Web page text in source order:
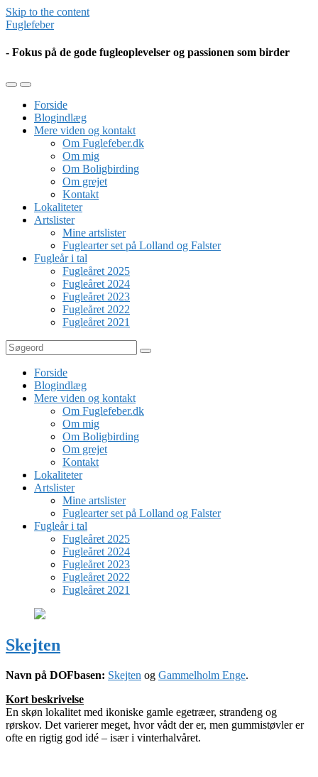
Skip to the content
Fuglefeber
- Fokus på de gode fugleoplevelser og passionen som birder
Toggle
mobile
menu
Toggle
the
search
field
Forside
Blogindlæg
Mere viden og kontakt
Om Fuglefeber.dk
Om mig
Om Boligbirding
Om grejet
Kontakt
Lokaliteter
Artslister
Mine artslister
Fuglearter set på Lolland og Falster
Fugleår i tal
Fugleåret 2025
Fugleåret 2024
Fugleåret 2023
Fugleåret 2022
Fugleåret 2021
Søg
Forside
Blogindlæg
Mere viden og kontakt
Om Fuglefeber.dk
Om mig
Om Boligbirding
Om grejet
Kontakt
Lokaliteter
Artslister
Mine artslister
Fuglearter set på Lolland og Falster
Fugleår i tal
Fugleåret 2025
Fugleåret 2024
Fugleåret 2023
Fugleåret 2022
Fugleåret 2021
Skejten
Navn på DOFbasen: Skejten og Gammelholm Enge.
Kort beskrivelse
En skøn lokalitet med ikoniske gamle egetræer, strandeng og
rørskov. Det varierer meget, hvor vådt der er, men gummistøvler er
ofte en rigtig god idé – især i vinterhalvåret.